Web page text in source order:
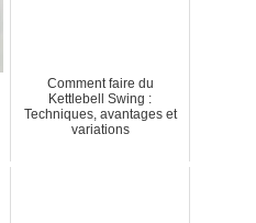
Comment faire du
Kettlebell Swing :
Techniques, avantages et
variations